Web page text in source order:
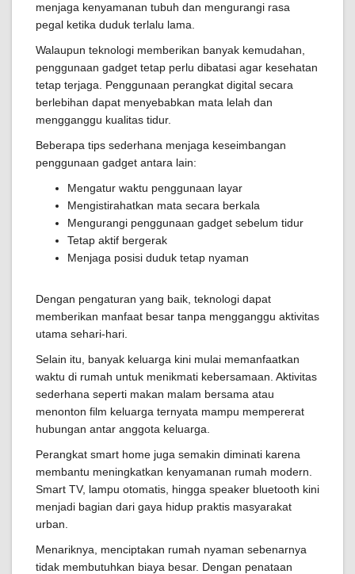
menjaga kenyamanan tubuh dan mengurangi rasa
pegal ketika duduk terlalu lama.
Walaupun teknologi memberikan banyak kemudahan,
penggunaan gadget tetap perlu dibatasi agar kesehatan
tetap terjaga. Penggunaan perangkat digital secara
berlebihan dapat menyebabkan mata lelah dan
mengganggu kualitas tidur.
Beberapa tips sederhana menjaga keseimbangan
penggunaan gadget antara lain:
Mengatur waktu penggunaan layar
Mengistirahatkan mata secara berkala
Mengurangi penggunaan gadget sebelum tidur
Tetap aktif bergerak
Menjaga posisi duduk tetap nyaman
Dengan pengaturan yang baik, teknologi dapat
memberikan manfaat besar tanpa mengganggu aktivitas
utama sehari-hari.
Selain itu, banyak keluarga kini mulai memanfaatkan
waktu di rumah untuk menikmati kebersamaan. Aktivitas
sederhana seperti makan malam bersama atau
menonton film keluarga ternyata mampu mempererat
hubungan antar anggota keluarga.
Perangkat smart home juga semakin diminati karena
membantu meningkatkan kenyamanan rumah modern.
Smart TV, lampu otomatis, hingga speaker bluetooth kini
menjadi bagian dari gaya hidup praktis masyarakat
urban.
Menariknya, menciptakan rumah nyaman sebenarnya
tidak membutuhkan biaya besar. Dengan penataan